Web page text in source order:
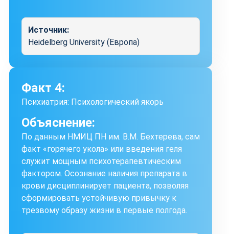
Источник:
Heidelberg University (Европа)
Факт 4:
Психиатрия: Психологический якорь
Объяснение:
По данным НМИЦ ПН им. В.М. Бехтерева, сам
факт «горячего укола» или введения геля
служит мощным психотерапевтическим
фактором. Осознание наличия препарата в
крови дисциплинирует пациента, позволяя
сформировать устойчивую привычку к
трезвому образу жизни в первые полгода.